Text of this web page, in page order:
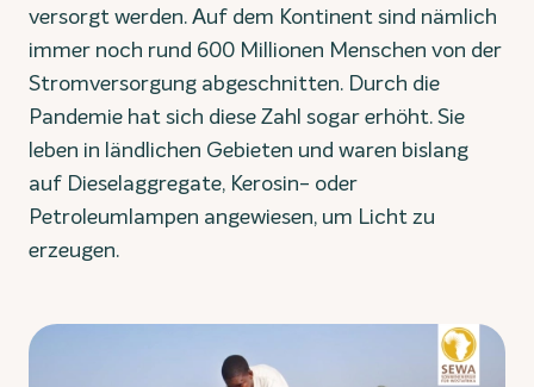
versorgt werden. Auf dem Kontinent sind nämlich
immer noch rund 600 Millionen Menschen von der
Stromversorgung abgeschnitten. Durch die
Pandemie hat sich diese Zahl sogar erhöht. Sie
leben in ländlichen Gebieten und waren bislang
auf Dieselaggregate, Kerosin- oder
Petroleumlampen angewiesen, um Licht zu
erzeugen.